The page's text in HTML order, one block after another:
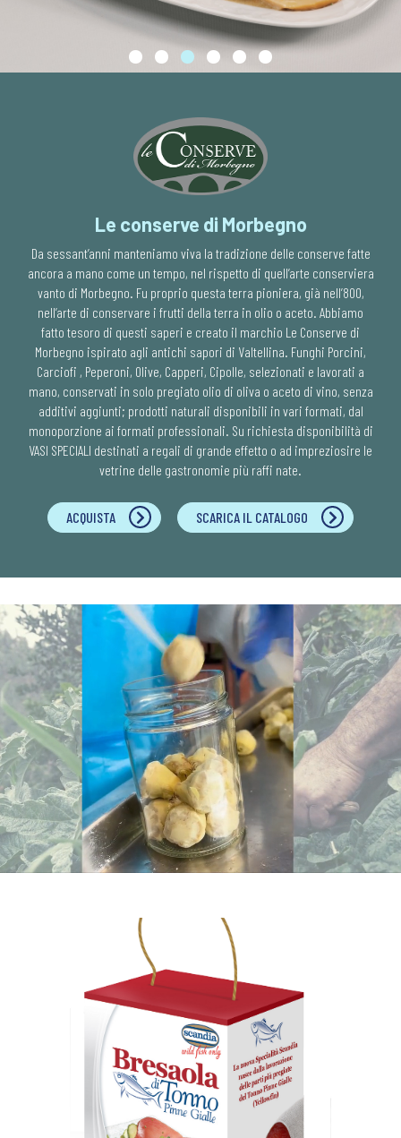
Le conserve di Morbegno
Da sessant’anni manteniamo viva la tradizione delle conserve fatte
ancora a mano come un tempo, nel rispetto di quell’arte conserviera
vanto di Morbegno. Fu proprio questa terra pioniera, già nell’800,
nell’arte di conservare i frutti della terra in olio o aceto. Abbiamo
fatto tesoro di questi saperi e creato il marchio Le Conserve di
Morbegno ispirato agli antichi sapori di Valtellina. Funghi Porcini,
Carciofi , Peperoni, Olive, Capperi, Cipolle, selezionati e lavorati a
mano, conservati in solo pregiato olio di oliva o aceto di vino, senza
additivi aggiunti; prodotti naturali disponibili in vari formati, dal
monoporzione ai formati professionali. Su richiesta disponibilità di
VASI SPECIALI destinati a regali di grande effetto o ad impreziosire le
vetrine delle gastronomie più raffi nate.
ACQUISTA SCARICA IL CATALOGO